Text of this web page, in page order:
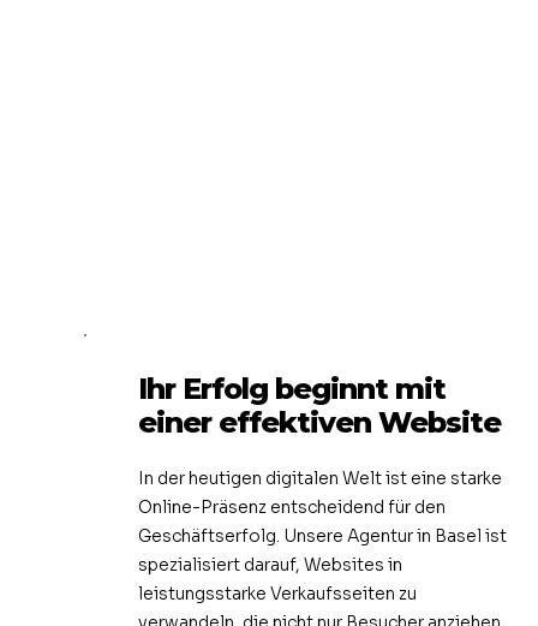
Ihr Erfolg beginnt mit
einer effektiven Website
In der heutigen digitalen Welt ist eine starke
Online-Präsenz entscheidend für den
Geschäftserfolg. Unsere Agentur in Basel ist
spezialisiert darauf, Websites in
leistungsstarke Verkaufsseiten zu